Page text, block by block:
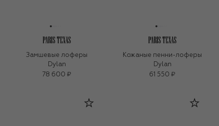
Замшевые лоферы
Dylan
78 600 ₽
Кожаные пенни-лоферы
Dylan
61 550 ₽